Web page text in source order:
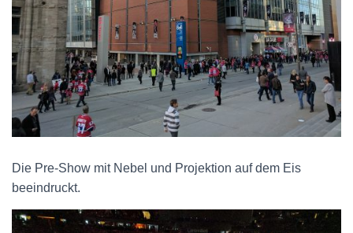
Die Pre-Show mit Nebel und Projektion auf dem Eis
beeindruckt.